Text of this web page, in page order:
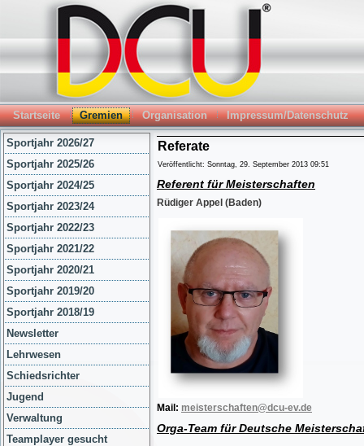
Startseite Gremien Organisation Impressum/Datenschutz
Sportjahr 2026/27
Sportjahr 2025/26
Sportjahr 2024/25
Sportjahr 2023/24
Sportjahr 2022/23
Sportjahr 2021/22
Sportjahr 2020/21
Sportjahr 2019/20
Sportjahr 2018/19
Newsletter
Lehrwesen
Schiedsrichter
Jugend
Verwaltung
Teamplayer gesucht
Referate
Veröffentlicht: Sonntag, 29. September 2013 09:51
Referent für Meisterschaften
Rüdiger Appel (Baden)
Mail: meisterschaften@dcu-ev.de
Orga-Team für Deutsche